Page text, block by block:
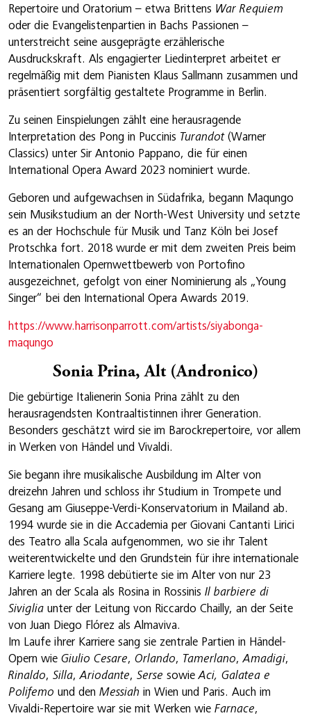
Repertoire und Oratorium – etwa Brittens War Requiem
oder die Evangelistenpartien in Bachs Passionen –
unterstreicht seine ausgeprägte erzählerische
Ausdruckskraft. Als engagierter Liedinterpret arbeitet er
regelmäßig mit dem Pianisten Klaus Sallmann zusammen und
präsentiert sorgfältig gestaltete Programme in Berlin.
Zu seinen Einspielungen zählt eine herausragende
Interpretation des Pong in Puccinis Turandot(Warner
Classics) unter Sir Antonio Pappano, die für einen
International Opera Award 2023 nominiert wurde.
Geboren und aufgewachsen in Südafrika, begann Maqungo
sein Musikstudium an der North-West University und setzte
es an der Hochschule für Musik und Tanz Köln bei Josef
Protschka fort. 2018 wurde er mit dem zweiten Preis beim
Internationalen Opernwettbewerb von Portofino
ausgezeichnet, gefolgt von einer Nominierung als „Young
Singer“ bei den International Opera Awards 2019.
https://www.harrisonparrott.com/artists/siyabonga-
maqungo
Sonia Prina, Alt (Andronico)
Die gebürtige Italienerin Sonia Prina zählt zu den
herausragendsten Kontraaltistinnen ihrer Generation.
Besonders geschätzt wird sie im Barockrepertoire, vor allem
in Werken von Händel und Vivaldi.
Sie begann ihre musikalische Ausbildung im Alter von
dreizehn Jahren und schloss ihr Studium in Trompete und
Gesang am Giuseppe-Verdi-Konservatorium in Mailand ab.
1994 wurde sie in die Accademia per Giovani Cantanti Lirici
des Teatro alla Scala aufgenommen, wo sie ihr Talent
weiterentwickelte und den Grundstein für ihre internationale
Karriere legte. 1998 debütierte sie im Alter von nur 23
Jahren an der Scala als Rosina in Rossinis Il barbiere di
Siviglia unter der Leitung von Riccardo Chailly, an der Seite
von Juan Diego Flórez als Almaviva.
Im Laufe ihrer Karriere sang sie zentrale Partien in Händel-
Opern wie Giulio Cesare, Orlando, Tamerlano,Amadigi,
Rinaldo, Silla,Ariodante, Serse sowieAci, Galatea e
Polifemo und den Messiah in Wien und Paris. Auch im
Vivaldi-Repertoire war sie mit Werken wie Farnace,